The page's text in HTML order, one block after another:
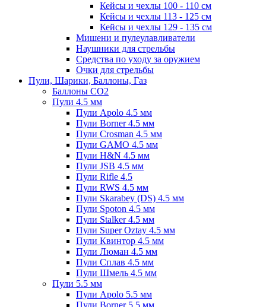
Кейсы и чехлы 100 - 110 см
Кейсы и чехлы 113 - 125 см
Кейсы и чехлы 129 - 135 см
Мишени и пулеулавливатели
Наушники для стрельбы
Средства по уходу за оружием
Очки для стрельбы
Пули, Шарики, Баллоны, Газ
Баллоны CO2
Пули 4.5 мм
Пули Apolo 4.5 мм
Пули Borner 4.5 мм
Пули Crosman 4.5 мм
Пули GAMO 4.5 мм
Пули H&N 4.5 мм
Пули JSB 4.5 мм
Пули Rifle 4.5
Пули RWS 4.5 мм
Пули Skarabey (DS) 4.5 мм
Пули Spoton 4.5 мм
Пули Stalker 4.5 мм
Пули Super Oztay 4.5 мм
Пули Квинтор 4.5 мм
Пули Люман 4.5 мм
Пули Сплав 4.5 мм
Пули Шмель 4.5 мм
Пули 5.5 мм
Пули Apolo 5.5 мм
Пули Borner 5.5 мм